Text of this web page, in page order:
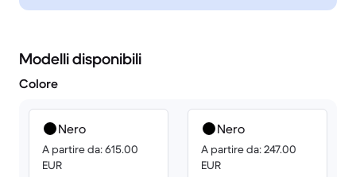
Modelli disponibili
Colore
Nero
A partire da: 615.00
EUR
Nero
A partire da: 247.00
EUR